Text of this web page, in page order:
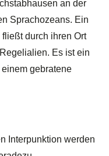
an der
Sprachozeans. Ein
durch ihren Ort
Es ist ein
gebratene
Interpunktion werden